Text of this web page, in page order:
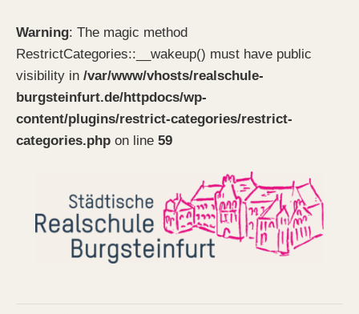
Warning: The magic method
RestrictCategories::__wakeup() must have public
visibility in /var/www/vhosts/realschule-
burgsteinfurt.de/httpdocs/wp-
content/plugins/restrict-categories/restrict-
categories.php on line 59